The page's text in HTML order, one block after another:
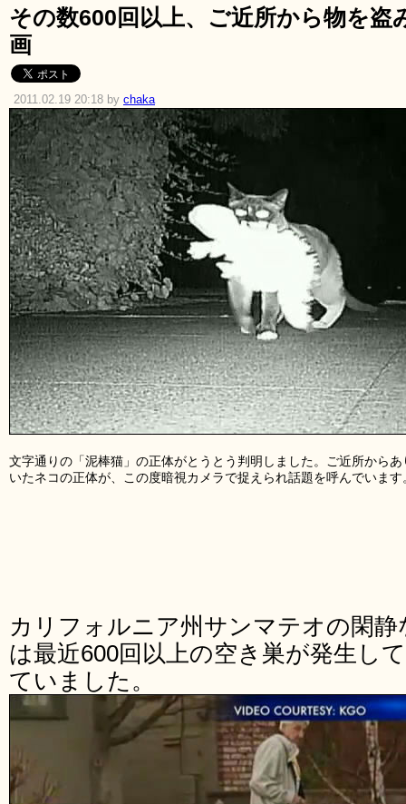
その数600回以上、ご近所から物を
画
2011.02.19 20:18 by chaka
文字通りの「泥棒猫」の正体がとうとう判明しました。ご近所から
いたネコの正体が、この度暗視カメラで捉えられ話題を呼んでいます
カリフォルニア州サンマテオの閑
は最近600回以上の空き巣が発生し
ていました。